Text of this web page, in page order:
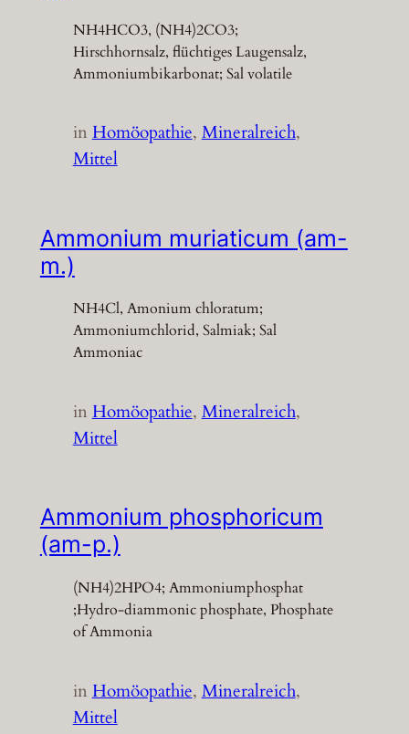
NH4HCO3, (NH4)2CO3;
Hirschhornsalz, flüchtiges Laugensalz,
Ammoniumbikarbonat; Sal volatile
inHomöopathie, Mineralreich
Mittel
Ammonium muriaticum (am-
m.)
NH4Cl, Amonium chloratum;
Ammoniumchlorid, Salmiak; Sal
Ammoniac
inHomöopathie, Mineralreich
Mittel
Ammonium phosphoricum
(am-p.)
(NH4)2HPO4; Ammoniumphosphat
;Hydro-diammonic phosphate, Phosphate
of Ammonia
inHomöopathie, Mineralreich
Mittel